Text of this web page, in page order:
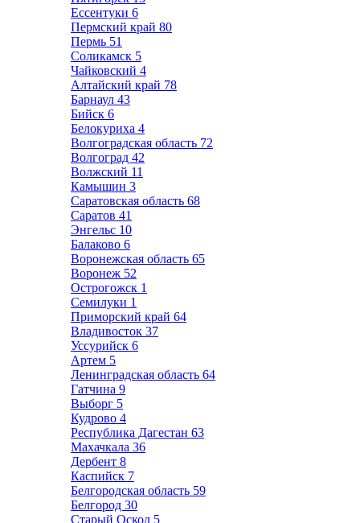
Ессентуки 6
Пермский край 80
Пермь 51
Соликамск 5
Чайковский 4
Алтайский край 78
Барнаул 43
Бийск 6
Белокуриха 4
Волгоградская область 72
Волгоград 42
Волжский 11
Камышин 3
Саратовская область 68
Саратов 41
Энгельс 10
Балаково 6
Воронежская область 65
Воронеж 52
Острогожск 1
Семилуки 1
Приморский край 64
Владивосток 37
Уссурийск 6
Артем 5
Ленинградская область 64
Гатчина 9
Выборг 5
Кудрово 4
Республика Дагестан 63
Махачкала 36
Дербент 8
Каспийск 7
Белгородская область 59
Белгород 30
Старый Оскол 5